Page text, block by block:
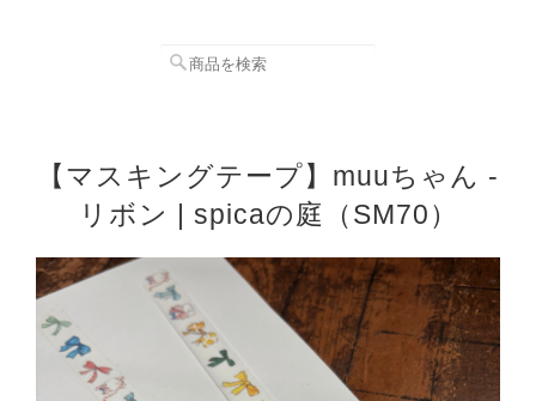
【マスキングテープ】muuちゃん -
リボン | spicaの庭（SM70）